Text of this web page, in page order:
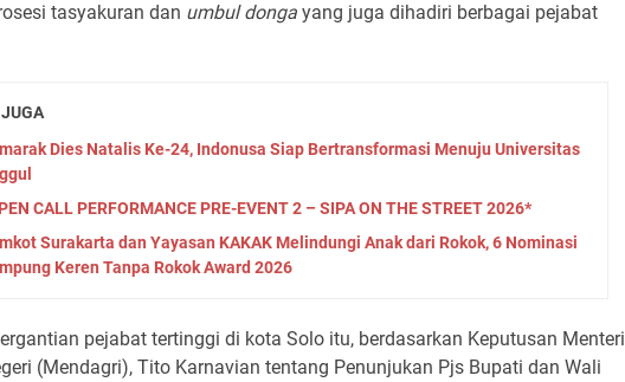
tasyakuran dan umbul donga yang juga dihadiri berbagai pejabat
Dies Natalis Ke-24, Indonusa Siap Bertransformasi Menuju Universitas
CALL PERFORMANCE PRE-EVENT 2 – SIPA ON THE STREET 2026*
Surakarta dan Yayasan KAKAK Melindungi Anak dari Rokok, 6 Nominasi
Keren Tanpa Rokok Award 2026
pejabat tertinggi di kota Solo itu, berdasarkan Keputusan Menteri
(Mendagri), Tito Karnavian tentang Penunjukan Pjs Bupati dan Wali